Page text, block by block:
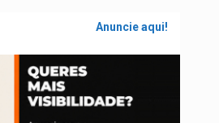
Anuncie aqui!